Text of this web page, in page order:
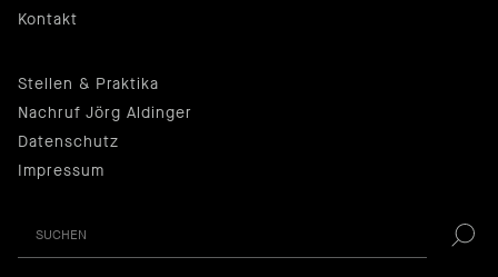
Kontakt
Stellen & Praktika
Nachruf Jörg Aldinger
Datenschutz
Impressum